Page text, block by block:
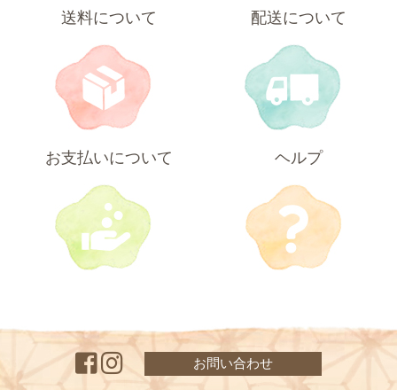
送料について 配送について
お支払いについて ヘルプ
お問い合わせ